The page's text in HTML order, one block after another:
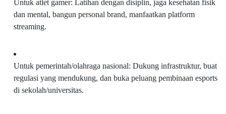
Untuk atlet gamer: Latihan dengan disiplin, jaga kesehatan fisik
dan mental, bangun personal brand, manfaatkan platform
streaming.
Untuk pemerintah/olahraga nasional: Dukung infrastruktur, buat
regulasi yang mendukung, dan buka peluang pembinaan esports
di sekolah/universitas.